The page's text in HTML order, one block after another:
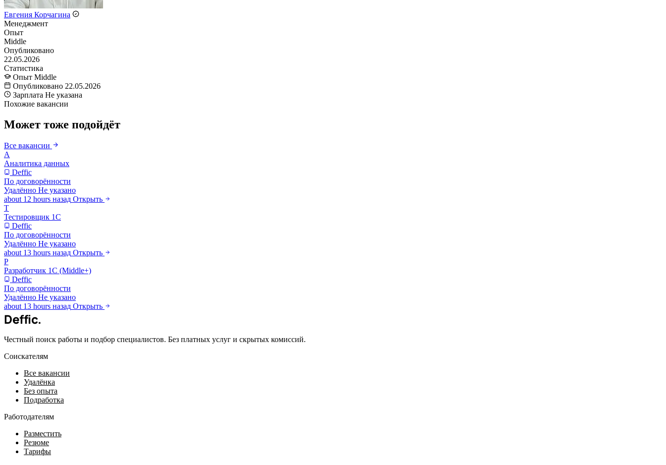
Евгения Корчагина
Менеджмент
Опыт
Middle
Опубликовано
22.05.2026
Статистика
Опыт Middle
Опубликовано 22.05.2026
Зарплата Не указана
Похожие вакансии
Может тоже подойдёт
Все вакансии
А
Аналитика данных
Deffic
По договорённости
Удалённо Не указано
about 12 hours назад Открыть
Т
Тестировщик 1С
Deffic
По договорённости
Удалённо Не указано
about 13 hours назад Открыть
Р
Разработчик 1С (Middle+)
Deffic
По договорённости
Удалённо Не указано
about 13 hours назад Открыть
Deffic.
Честный поиск работы и подбор специалистов. Без платных услуг и скрытых комиссий.
Соискателям
Все вакансии
Удалёнка
Без опыта
Подработка
Работодателям
Разместить
Резюме
Тарифы